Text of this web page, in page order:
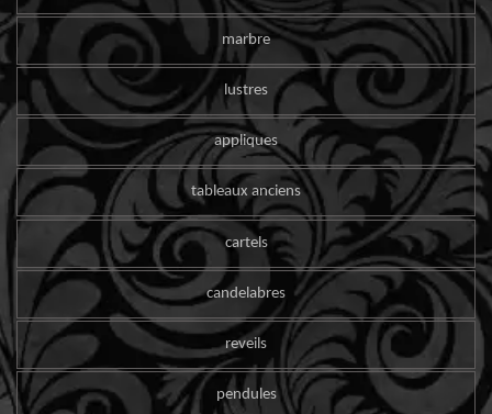
marbre
lustres
appliques
tableaux anciens
cartels
candelabres
reveils
pendules